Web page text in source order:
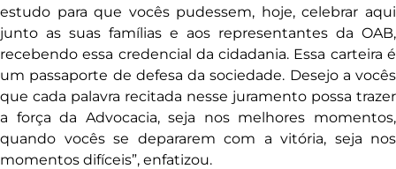
estudo para que vocês pudessem, hoje, celebrar aqui
junto as suas famílias e aos representantes da OAB,
recebendo essa credencial da cidadania. Essa carteira é
um passaporte de defesa da sociedade. Desejo a vocês
que cada palavra recitada nesse juramento possa trazer
a força da Advocacia, seja nos melhores momentos,
quando vocês se depararem com a vitória, seja nos
momentos difíceis”, enfatizou.